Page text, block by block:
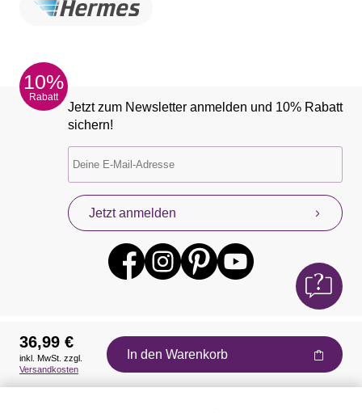
10%
Rabatt
Jetzt zum Newsletter anmelden und 10% Rabatt
sichern!
Jetzt anmelden
Auszeichnungen
36,99 €
inkl. MwSt. zzgl.
Versandkosten
In den Warenkorb